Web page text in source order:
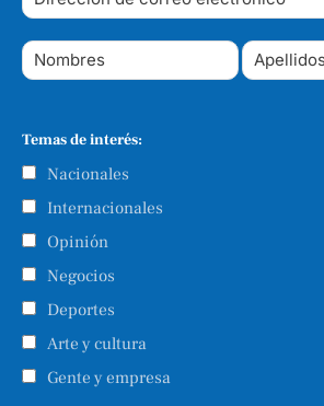
Temas de interés:
Nacionales
Internacionales
Opinión
Negocios
Deportes
Arte y cultura
Gente y empresa